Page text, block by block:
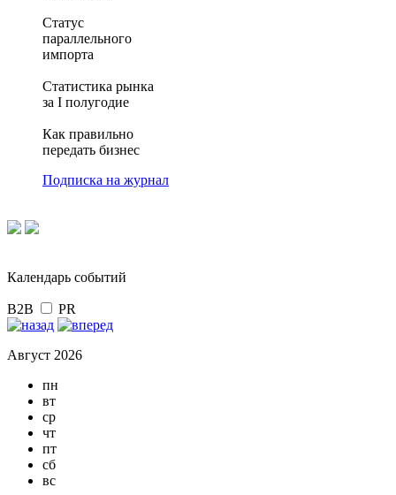
Статус
параллельного
импорта
Статистика рынка
за I полугодие
Как правильно
передать бизнес
Подписка на журнал
Календарь событий
B2B PR
Август 2026
пн
вт
ср
чт
пт
сб
вс